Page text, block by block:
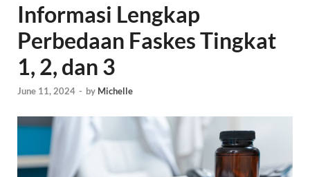
Informasi Lengkap
Perbedaan Faskes Tingkat
1, 2, dan 3
June 11, 2024 - by Michelle